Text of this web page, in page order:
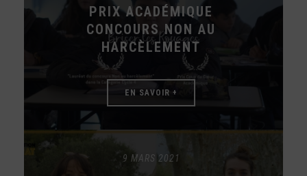
PRIX ACADÉMIQUE
CONCOURS NON AU
HARCÈLEMENT
EN SAVOIR +
9 MARS 2021